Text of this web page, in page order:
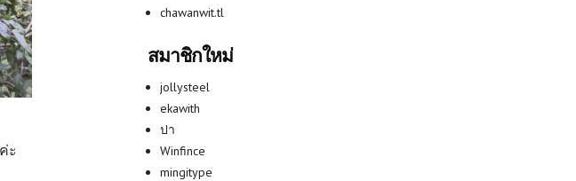
ะ
chawanwit.tl
สมาชิกใหม่
jollysteel
ekawith
ปา
Winfince
mingitype